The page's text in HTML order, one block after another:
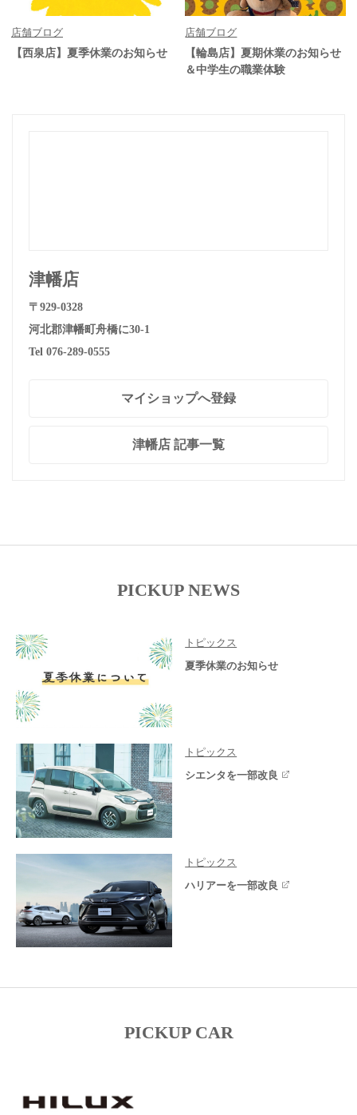
店舗ブログ
【西泉店】夏季休業のお知らせ
店舗ブログ
【輪島店】夏期休業のお知らせ
＆中学生の職業体験
津幡店
〒929-0328
河北郡津幡町舟橋に30-1
Tel 076-289-0555
マイショップへ登録
津幡店 記事一覧
PICKUP NEWS
トピックス
夏季休業のお知らせ
トピックス
シエンタを一部改良
トピックス
ハリアーを一部改良
PICKUP CAR